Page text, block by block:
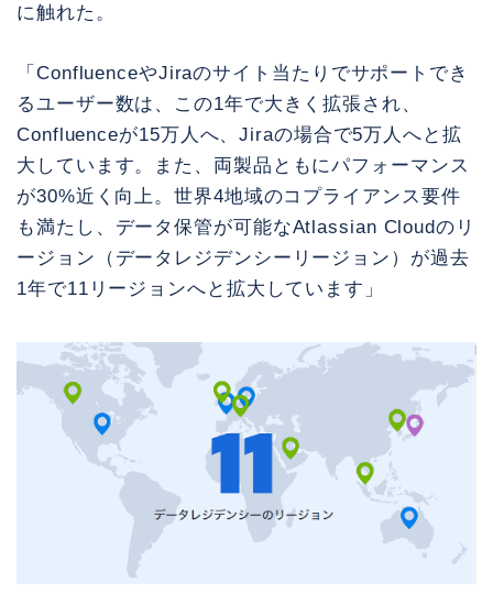
に触れた。
「ConfluenceやJiraのサイト当たりでサポートでき
るユーザー数は、この1年で大きく拡張され、
Confluenceが15万人へ、Jiraの場合で5万人へと拡
大しています。また、両製品ともにパフォーマンス
が30%近く向上。世界4地域のコプライアンス要件
も満たし、データ保管が可能なAtlassian Cloudのリ
ージョン（データレジデンシーリージョン）が過去
1年で11リージョンへと拡大しています」